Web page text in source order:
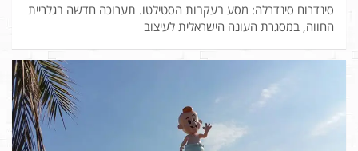
סינדרום סינדרלה: מסע בעקבות הסטילטו. תערוכה חדשה בגלריית
החווה, במסגרת העונה הישראלית לעיצוב